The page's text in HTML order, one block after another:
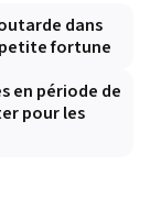
dans
fortune
en période de
pour les